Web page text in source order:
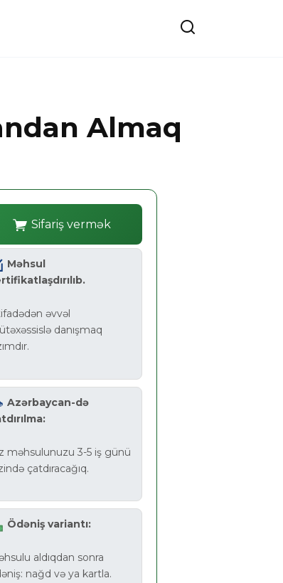
Almaq
Sifariş vermək
Məhsul
əvvəl
danışmaq
Azərbaycan-də
məhsulunuzu 3-5 iş günü
çatdıracağıq.
Ödəniş variantı:
aldıqdan sonra
nağd və ya kartla.